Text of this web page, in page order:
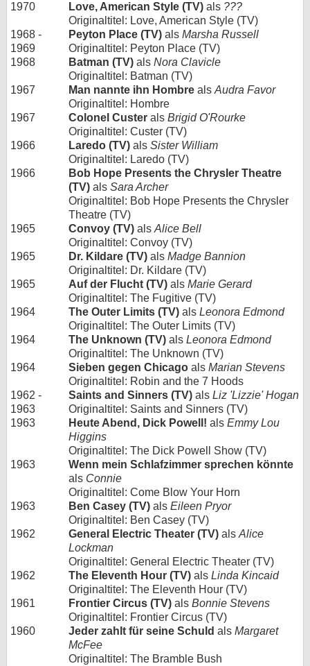
1970
Love, American Style (TV) als ???
Originaltitel: Love, American Style (TV)
1968 -
1969
Peyton Place (TV) als Marsha Russell
Originaltitel: Peyton Place (TV)
1968
Batman (TV) als Nora Clavicle
Originaltitel: Batman (TV)
1967
Man nannte ihn Hombre als Audra Favor
Originaltitel: Hombre
1967
Colonel Custer als Brigid O'Rourke
Originaltitel: Custer (TV)
1966
Laredo (TV) als Sister William
Originaltitel: Laredo (TV)
1966
Bob Hope Presents the Chrysler Theatre
(TV) als Sara Archer
Originaltitel: Bob Hope Presents the Chrysler
Theatre (TV)
1965
Convoy (TV) als Alice Bell
Originaltitel: Convoy (TV)
1965
Dr. Kildare (TV) als Madge Bannion
Originaltitel: Dr. Kildare (TV)
1965
Auf der Flucht (TV) als Marie Gerard
Originaltitel: The Fugitive (TV)
1964
The Outer Limits (TV) als Leonora Edmond
Originaltitel: The Outer Limits (TV)
1964
The Unknown (TV) als Leonora Edmond
Originaltitel: The Unknown (TV)
1964
Sieben gegen Chicago als Marian Stevens
Originaltitel: Robin and the 7 Hoods
1962 -
1963
Saints and Sinners (TV) als Liz 'Lizzie' Hogan
Originaltitel: Saints and Sinners (TV)
1963
Heute Abend, Dick Powell! als Emmy Lou
Higgins
Originaltitel: The Dick Powell Show (TV)
1963
Wenn mein Schlafzimmer sprechen könnte
als Connie
Originaltitel: Come Blow Your Horn
1963
Ben Casey (TV) als Eileen Pryor
Originaltitel: Ben Casey (TV)
1962
General Electric Theater (TV) als Alice
Lockman
Originaltitel: General Electric Theater (TV)
1962
The Eleventh Hour (TV) als Linda Kincaid
Originaltitel: The Eleventh Hour (TV)
1961
Frontier Circus (TV) als Bonnie Stevens
Originaltitel: Frontier Circus (TV)
1960
Jeder zahlt für seine Schuld als Margaret
McFee
Originaltitel: The Bramble Bush